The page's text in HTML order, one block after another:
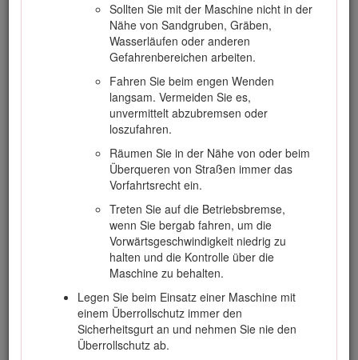
Sollten Sie mit der Maschine nicht in der
Nähe von Sandgruben, Gräben,
Wasserläufen oder anderen
Gefahrenbereichen arbeiten.
Fahren Sie beim engen Wenden
langsam. Vermeiden Sie es,
unvermittelt abzubremsen oder
loszufahren.
Räumen Sie in der Nähe von oder beim
Überqueren von Straßen immer das
Vorfahrtsrecht ein.
Treten Sie auf die Betriebsbremse,
wenn Sie bergab fahren, um die
Vorwärtsgeschwindigkeit niedrig zu
halten und die Kontrolle über die
Maschine zu behalten.
Legen Sie beim Einsatz einer Maschine mit
einem Überrollschutz immer den
Sicherheitsgurt an und nehmen Sie nie den
Überrollschutz ab.
Befördern
Gehen Sie beim Laden und Abladen der
Maschine auf einen/von einem Anhänger
oder Pritschenwagen vorsichtig vor.
Laden Sie Maschinen mit Rampen, die über
die ganze Breite gehen, auf einen Anhänger
oder Pritschenwagen.
Vergurten Sie die Maschine sicher mit
Riemen, Ketten, Kabeln oder Seilen. Die
vorderen und hinteren Gurte sollten nach
unten und außerhalb der Maschine
verlaufen.
Sicherheit beim Einsatz von Toro
Aufsitzern